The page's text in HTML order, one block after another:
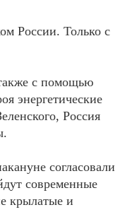
России. Только с
с помощью
энергетические
Россия
согласовали
современные
крылатые и